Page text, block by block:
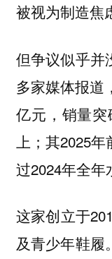
被视为制造焦
但争议似乎并
多家媒体报道
亿元，销量突
上；其2025
过2024年全年
这家创立于
及青少年鞋履